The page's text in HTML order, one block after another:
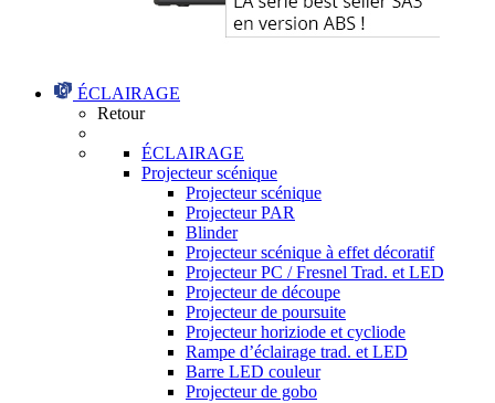
ÉCLAIRAGE
Retour
ÉCLAIRAGE
Projecteur scénique
Projecteur scénique
Projecteur PAR
Blinder
Projecteur scénique à effet décoratif
Projecteur PC / Fresnel Trad. et LED
Projecteur de découpe
Projecteur de poursuite
Projecteur horiziode et cycliode
Rampe d’éclairage trad. et LED
Barre LED couleur
Projecteur de gobo